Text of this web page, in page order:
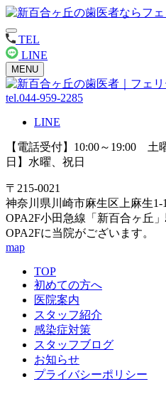
TEL
LINE
MENU
tel.044-959-2285
LINE
【電話受付】10:00～19:00
日】水曜、祝日
〒215-0021
神奈川県川崎市麻生区上麻生1-
OPA2F小田急線「新百合ヶ丘
OPA2Fに当院がございます。
map
TOP
初めての方へ
医院案内
スタッフ紹介
感染症対策
スタッフブログ
お知らせ
プライバシーポリシー